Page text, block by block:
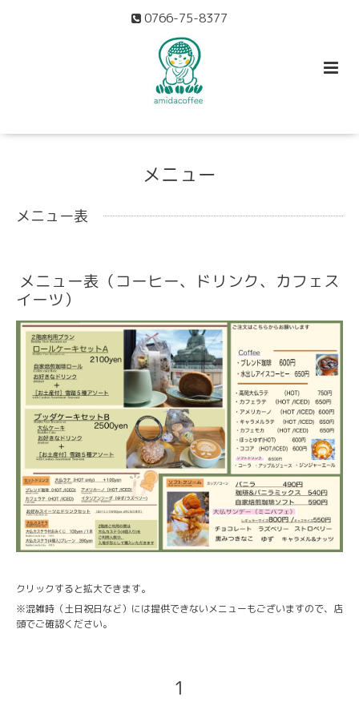
0766-75-8377
メニュー
メニュー表
メニュー表（コーヒー、ドリンク、カフェス
イーツ）
クリックすると拡大できます。
※混雑時（土日祝日など）には提供できないメニューもございますので、店
頭でご確認ください。
1